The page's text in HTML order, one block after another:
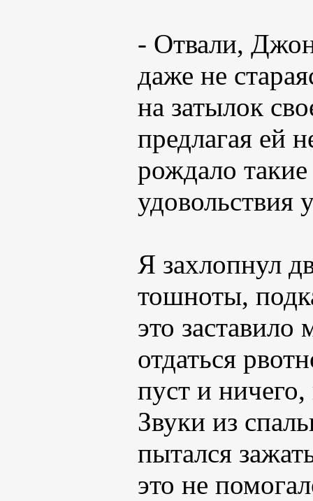
- Отвали,
даже не
на затылок
предлагая ей
рождало
удовольствия
Я захлопнул
тошноты,
это
отдаться
пуст и
Звуки из
пытался
это не